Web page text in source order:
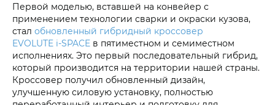
Первой моделью, вставшей на конвейер с
применением технологии сварки и окраски кузова,
стал обновленный гибридный кроссовер
EVOLUTE i‑SPACE в пятиместном и семиместном
исполнениях. Это первый последовательный гибрид,
который производится на территории нашей страны.
Кроссовер получил обновленный дизайн,
улучшенную силовую установку, полностью